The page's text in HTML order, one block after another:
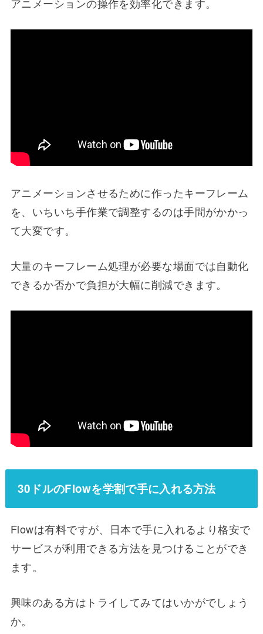
アニメーションの操作を効率化できます。
アニメーションさせるために作ったキーフレーム
を、いちいち手作業で調整するのは手間がかかっ
て大変です。
大量のキーフレーム処理が必要な場面では自動化
できるか否かで負担が大幅に削減できます。
30ドルのFlowを学割で手に入れる方法
Flowは有料ですが、日本で手に入れるより格安で
サービスが利用できる方法を見つけることができ
ます。
興味のある方はトライしてみてはいかがでしょう
か。